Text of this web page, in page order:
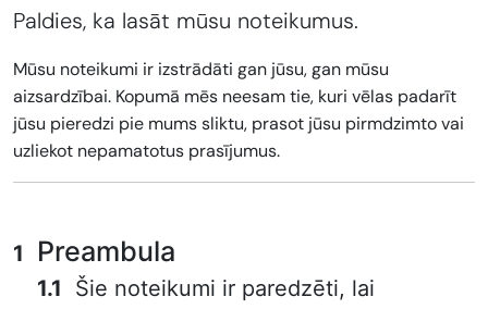
Paldies, ka lasāt mūsu noteikumus.
Mūsu noteikumi ir izstrādāti gan jūsu, gan mūsu
aizsardzībai. Kopumā mēs neesam tie, kuri vēlas padarīt
jūsu pieredzi pie mums sliktu, prasot jūsu pirmdzimto vai
uzliekot nepamatotus prasījumus.
Preambula
Šie noteikumi ir paredzēti, lai